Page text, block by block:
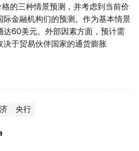
的三种情景预测，并考虑到当前价
际金融机构们的预测。作为基本情景
达60美元。外部因素方面，预计需
决于贸易伙伴国家的通货膨胀
央行